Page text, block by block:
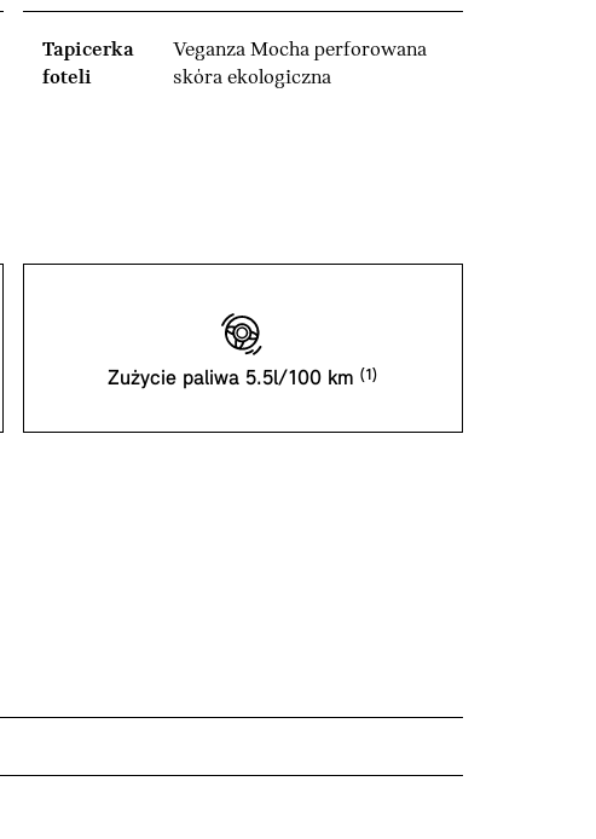
Tapicerka
foteli
Veganza Mocha perforowana
skóra ekologiczna
Zużycie paliwa 5.5l/100 km